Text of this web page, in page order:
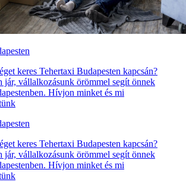
keres Tehertaxi Budapesten kapcsán?
jár, vállalkozásunk örömmel segít önnek
Hívjon minket és mi
keres Tehertaxi Budapesten kapcsán?
jár, vállalkozásunk örömmel segít önnek
Hívjon minket és mi